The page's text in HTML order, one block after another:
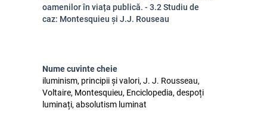
oamenilor în viața publică. - 3.2 Studiu de
caz: Montesquieu și J.J. Rouseau
Nume cuvinte cheie
iluminism, principii și valori, J. J. Rousseau,
Voltaire, Montesquieu, Enciclopedia, despoți
luminați, absolutism luminat